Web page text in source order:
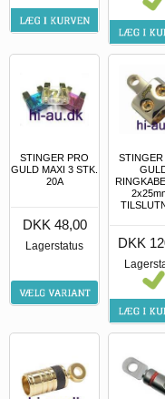
STINGER PRO
GULD MAXI 3 STK.
20A
DKK 48,00
Lagerstatus
STINGER
DKK